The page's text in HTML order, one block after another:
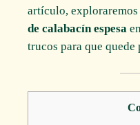
artículo,
de calabacín espesa
trucos para que quede